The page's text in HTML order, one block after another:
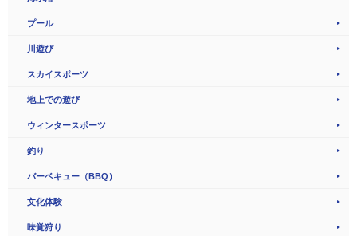
プール
川遊び
スカイスポーツ
地上での遊び
ウィンタースポーツ
釣り
バーベキュー（BBQ）
文化体験
味覚狩り